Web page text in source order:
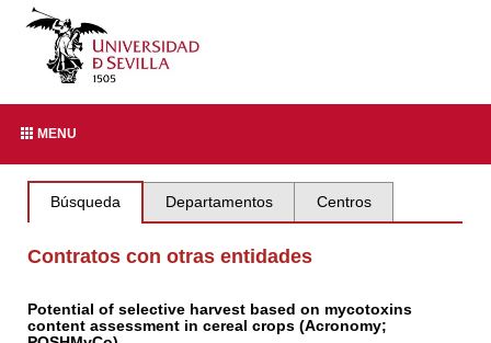
MENU
Búsqueda Departamentos Centros
Contratos con otras entidades
Potential of selective harvest based on mycotoxins
content assessment in cereal crops (Acronomy;